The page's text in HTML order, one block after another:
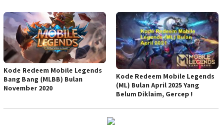
Kode Redeem Mobile Legends
Bang Bang (MLBB) Bulan
November 2020
Kode Redeem Mobile Legends
(ML) Bulan April 2025 Yang
Belum Diklaim, Gercep !